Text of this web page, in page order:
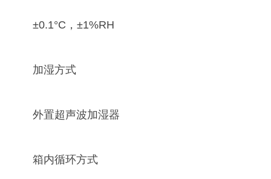
±0.1°C，±1%RH
加湿方式
外置超声波加湿器
箱内循环方式